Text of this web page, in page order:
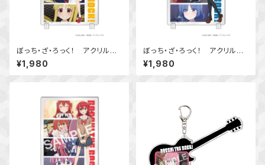
ぼっち・ざ・ろっく！ アクリルス
タンドボード 伊地知 虹夏
¥1,980
ぼっち・ざ・ろっく！ アクリルス
タンドボード 山田リョウ
¥1,980